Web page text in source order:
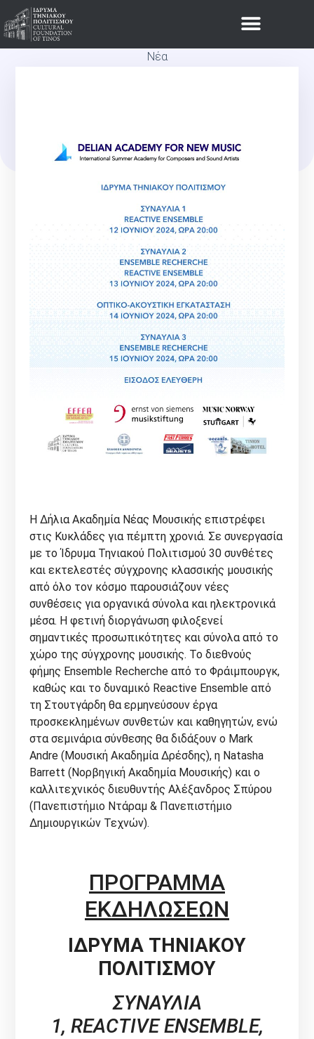
Νέα
ΕΚΔΗΛΏΣΕΩΝ ΣΤΟ Ι.ΤΗ.Π.
Η Δήλια Ακαδημία Νέας Μουσικής επιστρέφει
στις Κυκλάδες για πέμπτη χρονιά. Σε συνεργασία
με το Ίδρυμα Τηνιακού Πολιτισμού 30 συνθέτες
και εκτελεστές σύγχρονης κλασσικής μουσικής
από όλο τον κόσμο παρουσιάζουν νέες
συνθέσεις για οργανικά σύνολα και ηλεκτρονικά
μέσα. Η φετινή διοργάνωση φιλοξενεί
σημαντικές προσωπικότητες και σύνολα από το
χώρο της σύγχρονης μουσικής. Το διεθνούς
φήμης Ensemble Recherche από το Φράιμπουργκ,
καθώς και το δυναμικό Reactive Ensemble από
τη Στουτγάρδη θα ερμηνεύσουν έργα
προσκεκλημένων συνθετών και καθηγητών, ενώ
στα σεμινάρια σύνθεσης θα διδάξουν ο Mark
Andre (Μουσική Ακαδημία Δρέσδης), η Natasha
Barrett (Νορβηγική Ακαδημία Μουσικής) και ο
καλλιτεχνικός διευθυντής Αλέξανδρος Σπύρου
(Πανεπιστήμιο Ντάραμ & Πανεπιστήμιο
Δημιουργικών Τεχνών).
ΠΡΟΓΡΑΜΜΑ
ΕΚΔΗΛΩΣΕΩΝ
ΙΔΡΥΜΑ ΤΗΝΙΑΚΟΥ
ΠΟΛΙΤΙΣΜΟΥ
ΣΥΝΑΥΛΙΑ
1, REACTIVE ENSEMBLE,